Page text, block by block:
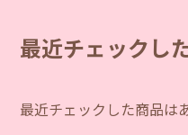
最近チェックし
最近チェックした商品は